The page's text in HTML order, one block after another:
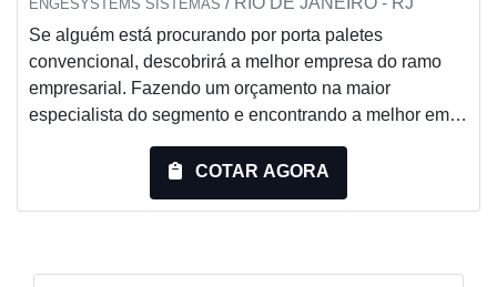
ENGESYSTEMS SISTEMAS
Se alguém está procurando por porta paletes
convencional, descobrirá a melhor empresa do ramo
empresarial. Fazendo um orçamento na maior
especialista do segmento e encontrando a melhor em
qualidade e custo benefício.DETALHES SOBRE
PORTA PALETES CONVENCIONALSe alguém
procurar por porta paletes convencional em uma
expressão de mercado quando o a...
COTAR AGORA